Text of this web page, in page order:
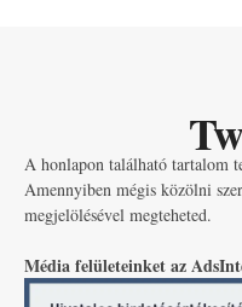
A honlapon található tartalom
Amennyiben mégis közölni
megjelölésével megteheted.
Média felületeinket az